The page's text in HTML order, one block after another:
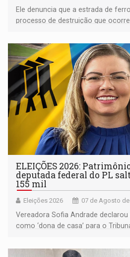
Ele denuncia que a estrada de
processo de destruição que
ELEIÇÕES 2026:
deputada federal do PL
155 mil
Eleições 2026 07 de Agosto
Vereadora Sofia Andrade
como ‘dona de casa’ para o